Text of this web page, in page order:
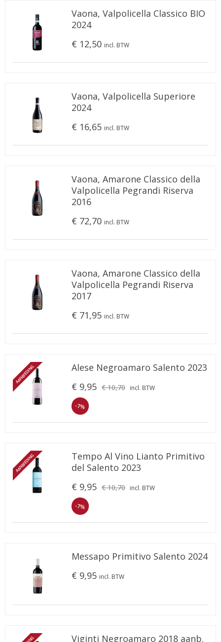
Vaona, Valpolicella Classico BIO
2024
€ 12,50 incl. BTW
Vaona, Valpolicella Superiore
2024
€ 16,65 incl. BTW
Vaona, Amarone Classico della
Valpolicella Pegrandi Riserva
2016
€ 72,70 incl. BTW
Vaona, Amarone Classico della
Valpolicella Pegrandi Riserva
2017
€ 71,95 incl. BTW
AANBIEDING
Alese Negroamaro Salento 2023
€ 9,95 € 10,70 incl. BTW
-7%
AANBIEDING
Tempo Al Vino Lianto Primitivo
del Salento 2023
€ 9,95 € 10,70 incl. BTW
-7%
Messapo Primitivo Salento 2024
€ 9,95 incl. BTW
Viginti Negroamaro 2018 aanb.